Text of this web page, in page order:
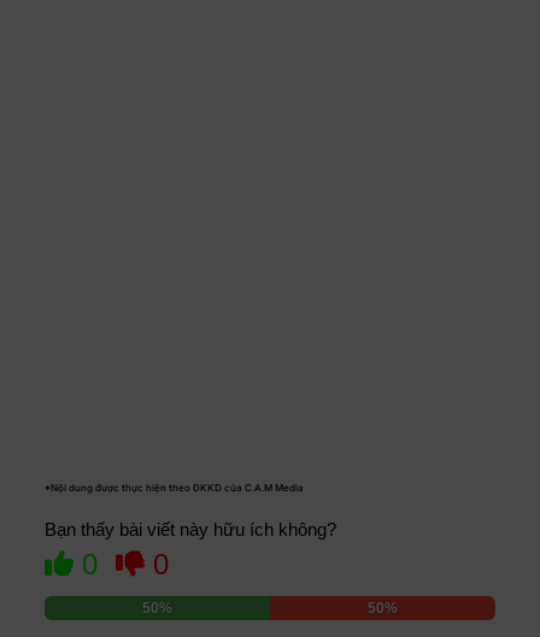
*Nội dung được thực hiện theo ĐKKD của C.A.M Media
Bạn thấy bài viết này hữu ích không?
0 0
50% 50%